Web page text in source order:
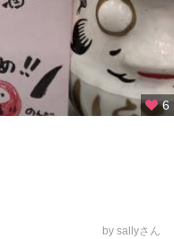
6
by sallyさん